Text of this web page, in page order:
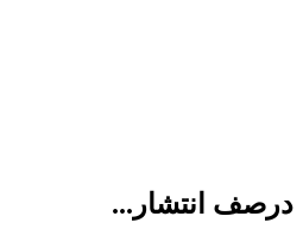
درصف انتشار...